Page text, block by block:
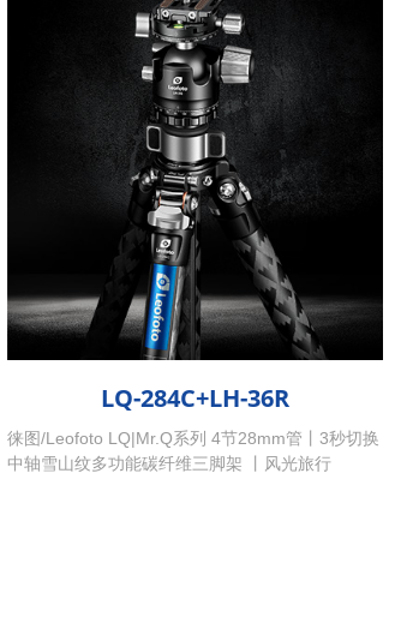
LQ-284C+LH-36R
徕图/Leofoto LQ|Mr.Q系列 4节28mm管丨3秒切换
中轴雪山纹多功能碳纤维三脚架 丨风光旅行